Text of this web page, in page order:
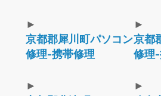
►
京都郡犀川町パソコン
修理-携帯修理
►
京都
修理
►
►